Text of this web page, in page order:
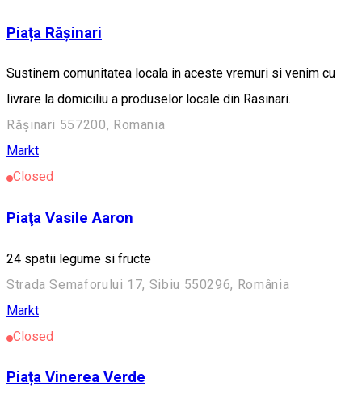
Piața Rășinari
Sustinem comunitatea locala in aceste vremuri si venim cu
livrare la domiciliu a produselor locale din Rasinari.
Rășinari 557200, Romania
Markt
Closed
Piaţa Vasile Aaron
24 spatii legume si fructe
Strada Semaforului 17, Sibiu 550296, România
Markt
Closed
Piața Vinerea Verde